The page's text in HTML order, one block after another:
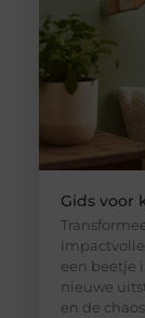
Gids voor
een beetje
nieuwe
en de